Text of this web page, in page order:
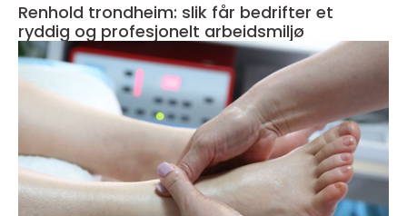
Renhold trondheim: slik får bedrifter et
ryddig og profesjonelt arbeidsmiljø